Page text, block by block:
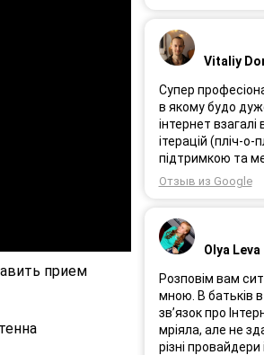
прием
Vitaliy
Супер
в якому будо
інтернет взагалі
ітерацій (пліч-о-
підтримкою та
досягнути
~20МБіт/с.
результат, так
впиралися в
Спробували усіх
операторів,
антену, змінили
невеликою
неможливе :)
вдячний і радий
Отзыв из Google
Olya Leva
Розповім вам
мною. В батьків
зв’язок про
мріяла, але не
різні провайдери